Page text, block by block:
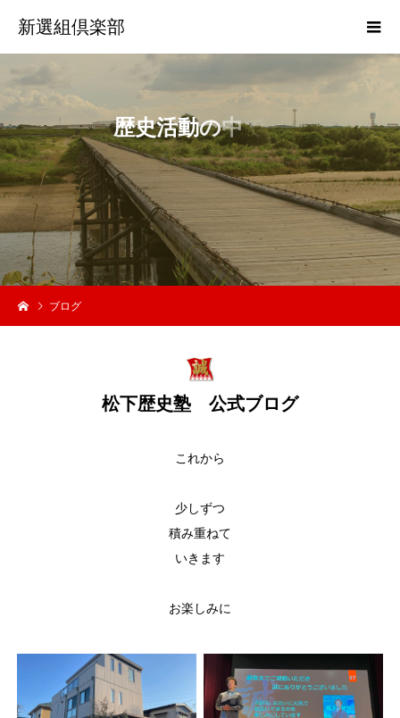
新選組倶楽部
歴史活動の中での
ブログ
松下歴史塾 公式ブログ
これから
少しずつ
積み重ねて
いきます
お楽しみに